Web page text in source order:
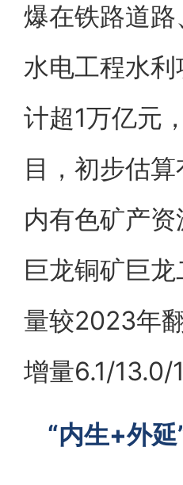
爆在铁路道
水电工程水
计超1万亿元
目，初步估
内有色矿产
巨龙铜矿巨
量较2023年
增量6.1/13.0/
“内生+外